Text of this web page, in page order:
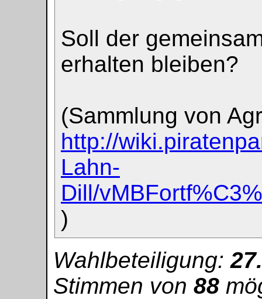
Soll der
erhalten bleiben?
(Sammlung von
http://
Lahn-
Dill/
)
Wahlbeteiligung:
Stimmen von 88